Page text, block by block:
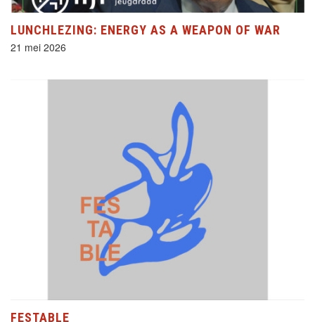
LUNCHLEZING: ENERGY AS A WEAPON OF WAR
21 mei 2026
FESTABLE